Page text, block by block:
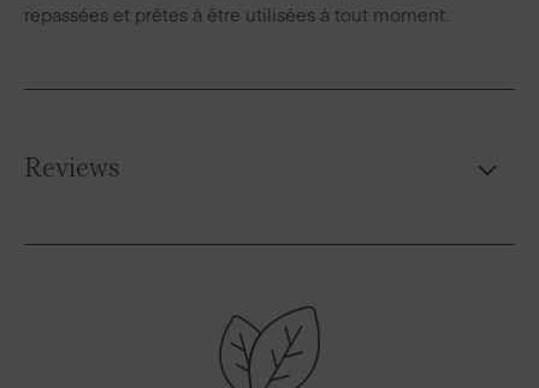
repassées et prêtes à être utilisées à tout moment.
Reviews